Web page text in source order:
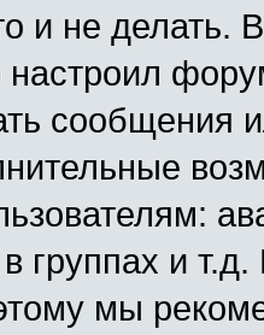
и не делать.
настроил
сообщения
группах и
мы